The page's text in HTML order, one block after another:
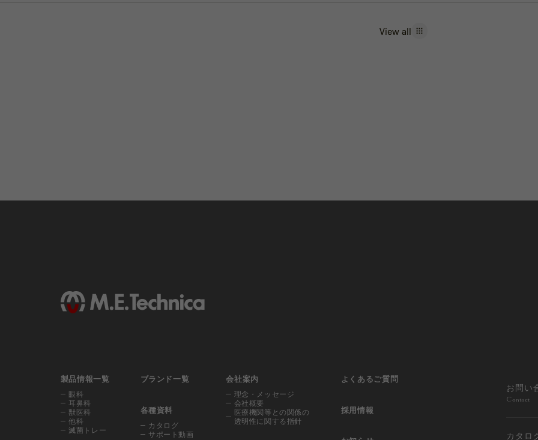
View all
製品情報一覧
眼科
耳鼻科
獣医科
他科
滅菌トレー
ブランド一覧
各種資料
カタログ
サポート動画
会社案内
理念・メッセージ
会社概要
医療機関等との 関係の
透明性に 関する指針
よくあるご質問
採用情報
お問い
Contact
カタロ